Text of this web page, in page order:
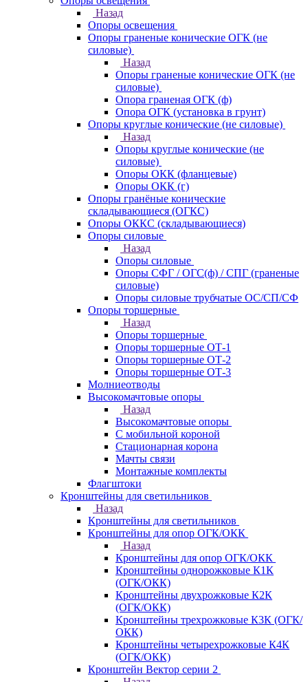
Назад
Опоры освещения
Опоры граненые конические ОГК (не
силовые)
Назад
Опоры граненые конические ОГК (не
силовые)
Опора граненая ОГК (ф)
Опора ОГК (установка в грунт)
Опоры круглые конические (не силовые)
Назад
Опоры круглые конические (не
силовые)
Опоры ОКК (фланцевые)
Опоры ОКК (г)
Опоры гранёные конические
складывающиеся (ОГКС)
Опоры ОККС (складывающиеся)
Опоры силовые
Назад
Опоры силовые
Опоры СФГ / ОГС(ф) / СПГ (граненые
силовые)
Опоры силовые трубчатые ОС/СП/СФ
Опоры торшерные
Назад
Опоры торшерные
Опоры торшерные ОТ-1
Опоры торшерные ОТ-2
Опоры торшерные ОТ-3
Молниеотводы
Высокомачтовые опоры
Назад
Высокомачтовые опоры
С мобильной короной
Стационарная корона
Мачты связи
Монтажные комплекты
Флагштоки
Кронштейны для светильников
Назад
Кронштейны для светильников
Кронштейны для опор ОГК/ОКК
Назад
Кронштейны для опор ОГК/ОКК
Кронштейны однорожковые К1К
(ОГК/ОКК)
Кронштейны двухрожковые К2К
(ОГК/ОКК)
Кронштейны трехрожковые К3К (ОГК/
ОКК)
Кронштейны четырехрожковые К4К
(ОГК/ОКК)
Кронштейн Вектор серии 2